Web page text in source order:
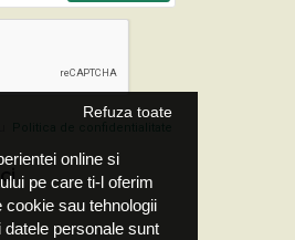
online si
pe care ti-l oferim
sau tehnologii
personale sunt
Refuza toate